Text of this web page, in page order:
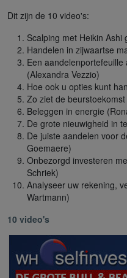
Dit zijn de 10 video's:
Scalping met Heikin
Handelen in zijwaartse
Een
(Alexandra Vezzio)
Hoe ook u opties kunt
Zo ziet de
Beleggen in energie
De grote nieuwigheid in
De juiste aandelen voor
Goemaere)
Onbezorgd investeren
Schriek)
Analyseer uw rekening,
Wartmann)
10 video's